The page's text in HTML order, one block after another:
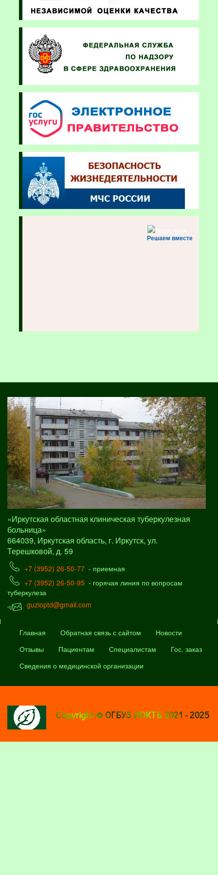
Решаем вместе
«Иркутская областная клиническая туберкулезная
больница»
664039, Иркутская область, г. Иркутск, ул.
Терешковой, д. 59
+7 (3952) 26-50-77 - приемная
+7 (3952) 26-50-95 - горячая линия по вопросам
туберкулеза
guzioptd@gmail.com
Главная Обратная связь с сайтом
Новости
Отзывы
Пациентам Специалистам
Гос. заказ
Сведения о медицинской организации
Copyright © ОГБУЗ ИОКТБ 2021 - 2025